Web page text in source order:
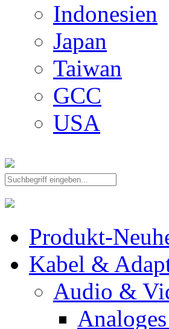
Indonesien
Japan
Taiwan
GCC
USA
Produkt-
Kabel &
Audio &